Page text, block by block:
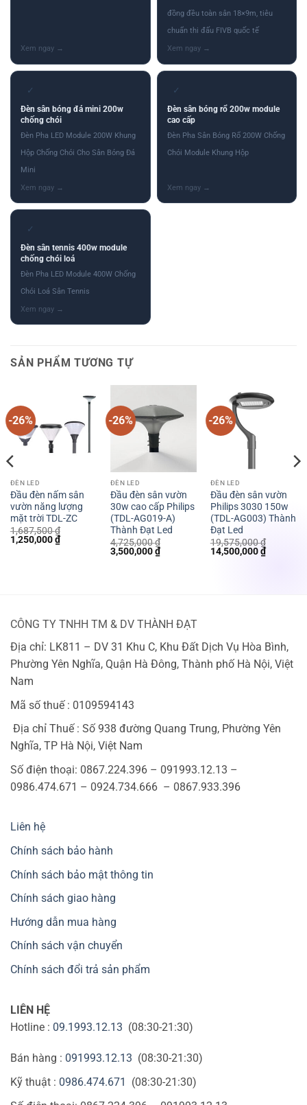
đồng đều toàn sân 18×9m, tiêu
chuẩn thi đấu FIVB quốc tế
✓
Đèn sân bóng đá mini 200w
chống chói
Đèn Pha LED Module 200W Khung
Hộp Chống Chói Cho Sân Bóng Đá
Mini
✓
Đèn sân bóng rổ 200w module
cao cấp
Đèn Pha Sân Bóng Rổ 200W Chống
Chói Module Khung Hộp
✓
Đèn sân tennis 400w module
chống chói loá
Đèn Pha LED Module 400W Chống
Chói Loá Sân Tennis
SẢN PHẨM TƯƠNG TỰ
-26%
ĐÈN LED
Đầu đèn nấm sân
vườn năng lượng
mặt trời TDL-ZC
1,687,500₫
Giá
gốc
1,250,000₫Giá
hiện
-26%
ĐÈN LED
Đầu đèn sân vườn
30w cao cấp Philips
(TDL-AG019-A)
Thành Đạt Led
4,725,000₫
Giá
gốc
3,500,000₫Giá
hiện
-26%
ĐÈN LED
Đầu đèn sân vườn
Philips 3030 150w
(TDL-AG003) Thành
Đạt Led
19,575,000₫
Giá
gốc
14,500,000₫Giá
hiện
CÔNG TY TNHH TM & DV THÀNH ĐẠT
Địa chỉ: LK811 – DV 31 Khu C, Khu Đất Dịch Vụ Hòa Bình,
Phường Yên Nghĩa, Quận Hà Đông, Thành phố Hà Nội, Việt
Nam
Mã số thuế : 0109594143
Địa chỉ Thuế : Số 938 đường Quang Trung, Phường Yên
Nghĩa, TP Hà Nội, Việt Nam
Số điện thoại: 0867.224.396 – 091993.12.13 –
0986.474.671 – 0924.734.666 – 0867.933.396
Liên hệ
Chính sách bảo hành
Chính sách bảo mật thông tin
Chính sách giao hàng
Hướng dẫn mua hàng
Chính sách vận chuyển
Chính sách đổi trả sản phẩm
LIÊN HỆ
Hotline : 09.1993.12.13 (08:30-21:30)
Bán hàng : 091993.12.13 (08:30-21:30)
Kỹ thuật : 0986.474.671
(08:30-21:30)